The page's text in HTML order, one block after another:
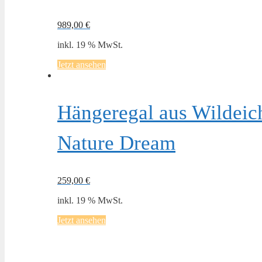
989,00 €
inkl. 19 % MwSt.
Jetzt ansehen
Hängeregal aus
Nature Dream
259,00 €
inkl. 19 % MwSt.
Jetzt ansehen